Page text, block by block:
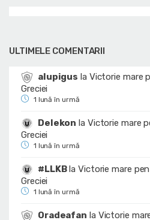
ULTIMELE COMENTARII
alupigus la Victorie mare
Greciei
1 lună în urmă
Delekon la Victorie mare
Greciei
1 lună în urmă
#LLKBlaVictorie mare
Greciei
1 lună în urmă
Oradeafan la Victorie